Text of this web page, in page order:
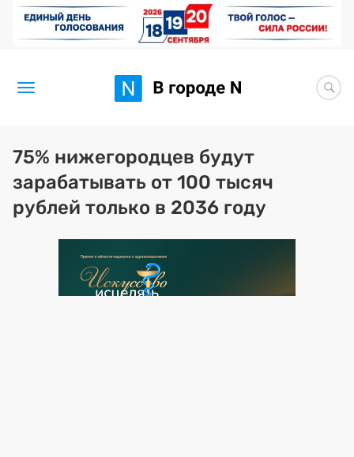
Новости
Статьи
Здоровье
BORЩ
Искусство исцелять
75% нижегородцев будут
зарабатывать от 100 тысяч
рублей только в 2036 году